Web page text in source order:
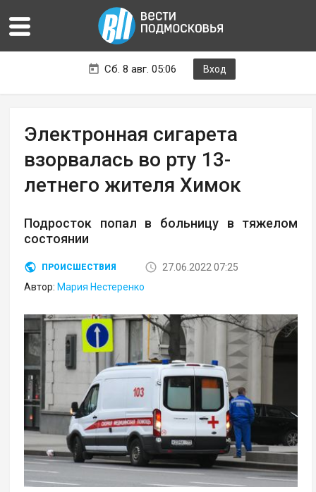
Сб. 8 авг. 05:06 Вход
Электронная сигарета
взорвалась во рту 13-
летнего жителя Химок
Подросток попал в больницу в тяжелом
состоянии
ПРОИСШЕСТВИЯ
27.06.2022 07:25
Автор: Мария Нестеренко